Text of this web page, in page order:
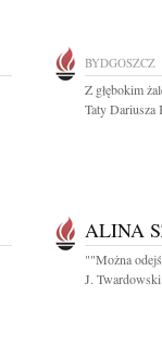
BYDGOSZCZ
Z głębokim
Taty Dariusza
ALINA
""Można
J.